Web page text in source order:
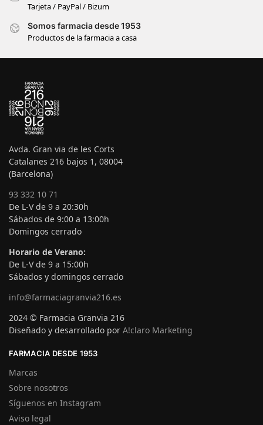
Tarjeta / PayPal / Bizum
Somos farmacia desde 1953
Productos de la farmacia a casa
Avda. Gran via de les Corts
Catalanes 216 bajos 1, 08004
(Barcelona)
93 332 10 71
De L-V de 9 a 20:30h
Sábados de 9:00 a 13:00h
Domingos cerrado
Horario de Verano:
De L-V de 9 a 15:00h
Sábados y domingos cerrado
info@farmaciagranvia216.es
2024 © Farmacia Granvia 216
Diseñado y desarrollado por A!claro Marketing
FARMACIA DESDE 1953
Marcas
Sobre nosotros
Síguenos en Instagram
Aviso legal